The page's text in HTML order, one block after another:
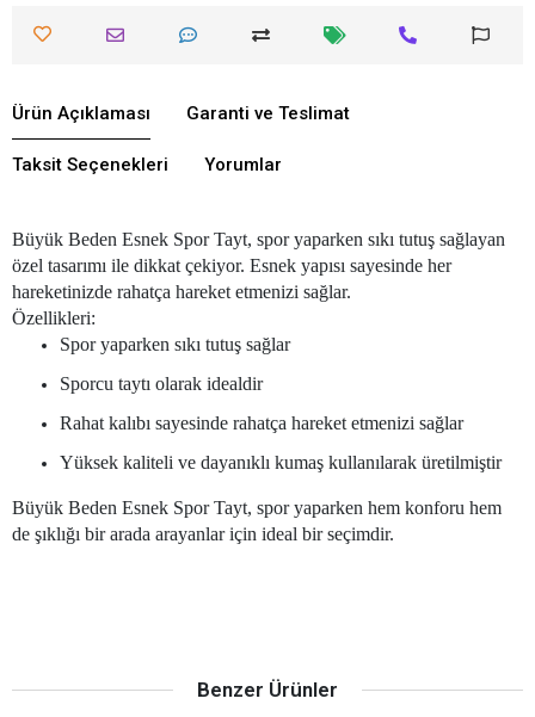
Ürün Açıklaması Garanti ve Teslimat
Taksit Seçenekleri Yorumlar
Büyük Beden Esnek Spor Tayt, spor yaparken sıkı tutuş sağlayan
özel tasarımı ile dikkat çekiyor. Esnek yapısı sayesinde her
hareketinizde rahatça hareket etmenizi sağlar.
Özellikleri:
Spor yaparken sıkı tutuş sağlar
Sporcu taytı olarak idealdir
Rahat kalıbı sayesinde rahatça hareket etmenizi sağlar
Yüksek kaliteli ve dayanıklı kumaş kullanılarak üretilmiştir
Büyük Beden Esnek Spor Tayt, spor yaparken hem konforu hem
de şıklığı bir arada arayanlar için ideal bir seçimdir.
Benzer Ürünler